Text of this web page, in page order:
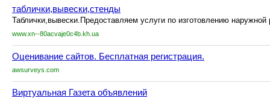
таблички,вывески,стенды
Таблички,вывески.Предоставляем услуги по изготовлению
www.xn--80acvaje0c4b.kh.ua
Оценивание сайтов. Бесплатная регистрация.
awsurveys.com
Виртуальная Газета объявлений